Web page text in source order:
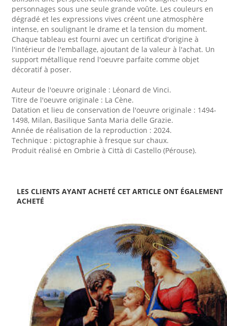
personnages sous une seule grande voûte. Les couleurs en
dégradé et les expressions vives créent une atmosphère
intense, en soulignant le drame et la tension du moment.
Chaque tableau est fourni avec un certificat d'origine à
l'intérieur de l'emballage, ajoutant de la valeur à l'achat. Un
support métallique rend l'oeuvre parfaite comme objet
décoratif à poser.
Auteur de l'oeuvre originale : Léonard de Vinci.
Titre de l'oeuvre originale : La Cène.
Datation et lieu de conservation de l'oeuvre originale : 1494-
1498, Milan, Basilique Santa Maria delle Grazie.
Année de réalisation de la reproduction : 2024.
Technique : pictographie à fresque sur chaux.
Produit réalisé en Ombrie à Città di Castello (Pérouse).
LES CLIENTS AYANT ACHETÉ CET ARTICLE ONT ÉGALEMENT
ACHETÉ